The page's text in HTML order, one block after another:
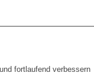
fortlaufend verbessern